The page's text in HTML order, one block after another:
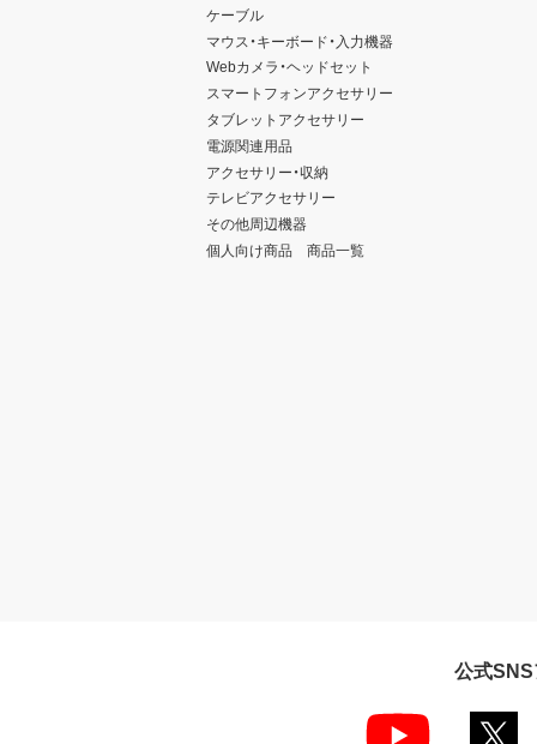
ケーブル
マウス・キーボード・入力機器
Webカメラ・ヘッドセット
スマートフォンアクセサリー
タブレットアクセサリー
電源関連用品
アクセサリー・収納
テレビアクセサリー
その他周辺機器
個人向け商品 商品一覧
公式